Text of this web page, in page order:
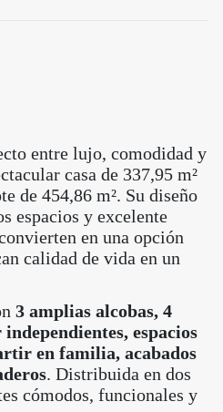
entre lujo, comodidad y
casa de 337,95 m²
de 454,86 m². Su diseño
espacios y excelente
en una opción
calidad de vida en un
3 amplias alcobas, 4
espacios
en familia, acabados
. Distribuida en dos
cómodos, funcionales y